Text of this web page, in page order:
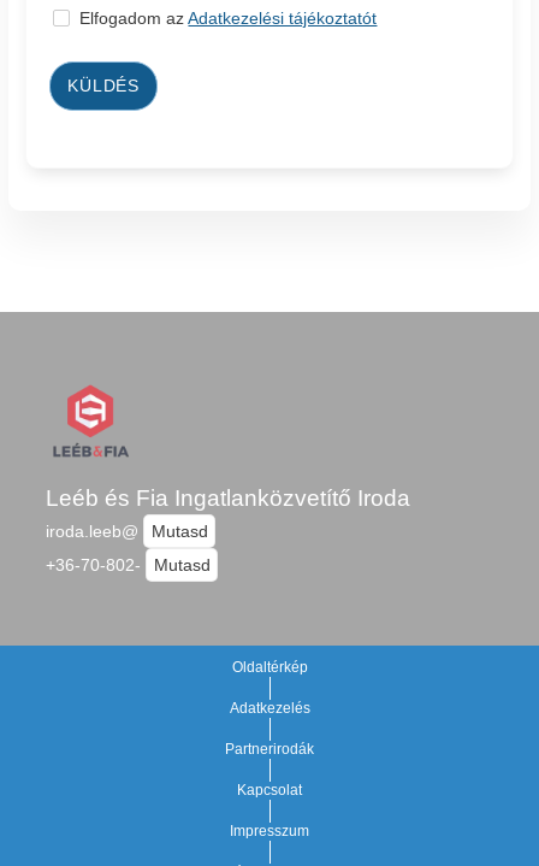
Elfogadom azAdatkezelési tájékoztatót
KÜLDÉS
Leéb és Fia Ingatlanközvetítő Iroda
iroda.leeb@
Mutasd
+36-70-802-
Mutasd
Oldaltérkép
Adatkezelés
Partnerirodák
Kapcsolat
Impresszum